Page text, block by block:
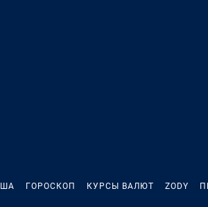
ГОРОСКОП КУРСЫ ВАЛЮТ ZODY